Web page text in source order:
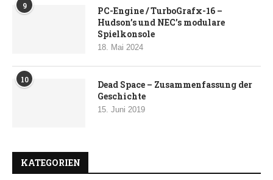
9
PC-Engine / TurboGrafx-16 –
Hudson’s und NEC’s modulare
Spielkonsole
18. Mai 2024
10
Dead Space – Zusammenfassung der
Geschichte
15. Juni 2019
KATEGORIEN